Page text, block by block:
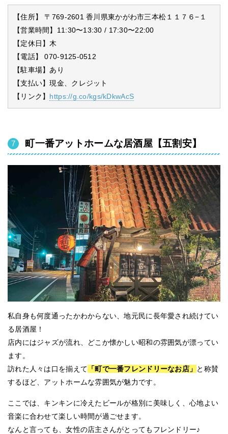
【住所】 〒769-2601 香川県東かがわ市三本松１１７６−１
【営業時間】11:30〜13:30 / 17:30〜22:00
【定休日】木
【電話】 070-9125-0512
【駐車場】あり
【支払い】現金、クレジット
【リンク】 https://g.co/kgs/kDkwAcS
町一番アットホームな居酒屋【五割安】
私自身も何度通ったかわからない、地元民に長年愛され続けてい
る居酒屋！
店内にはジャズが流れ、どこか懐かしい昭和の雰囲気が漂ってい
ます。
訪れた人々は口を揃えて 「町で一番フレンドリーなお店」 と称賛
するほど、アットホームな雰囲気が魅力です。
ここでは、キンキンに冷えたビールが格別に美味しく、心地よい
音楽に合わせて楽しい時間が過ごせます。
なんと言っても、女性の店主さんがとってもフレンドリー♪